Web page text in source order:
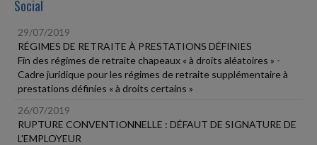
Social
29/07/2019
RÉGIMES DE RETRAITE À PRESTATIONS DÉFINIES
Fin des régimes de retraite chapeaux « à droits aléatoires » -
Cadre juridique pour les régimes de retraite supplémentaire à
prestations définies « à droits certains »
26/07/2019
RUPTURE CONVENTIONNELLE : DÉFAUT DE SIGNATURE DE
L'EMPLOYEUR